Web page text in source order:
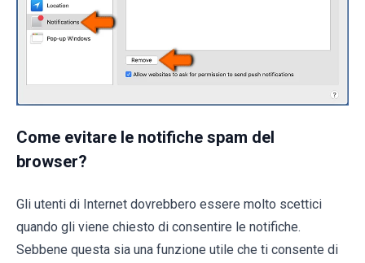
Come evitare le notifiche spam del
browser?
Gli utenti di Internet dovrebbero essere molto scettici
quando gli viene chiesto di consentire le notifiche.
Sebbene questa sia una funzione utile che ti consente di